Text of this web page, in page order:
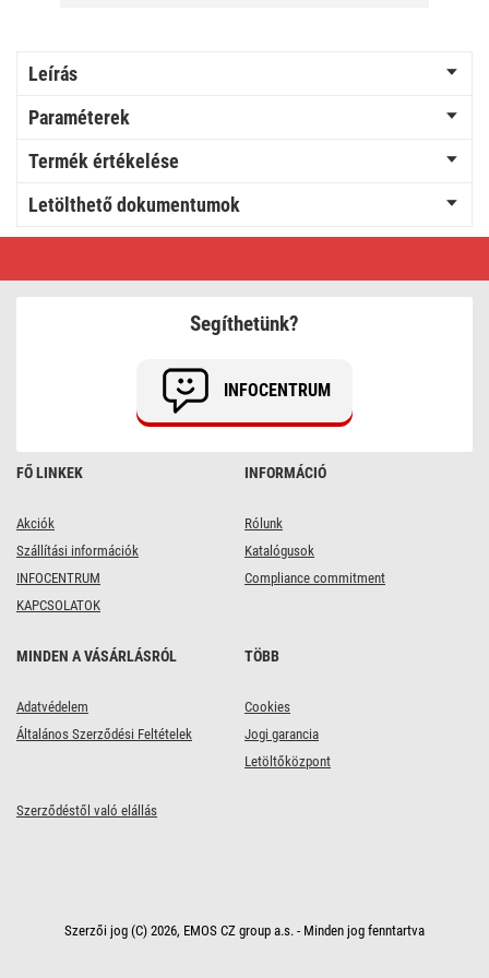
Leírás
Paraméterek
Termék értékelése
Letölthető dokumentumok
fényfüzér,
FŐ LINKEK
Akciók
Szállítási információk
INFOCENTRUM
KAPCSOLATOK
INFORMÁCIÓ
Rólunk
Katalógusok
Compliance commitment
MINDEN A VÁSÁRLÁSRÓL
Adatvédelem
Általános Szerződési Feltételek
TÖBB
Cookies
Jogi garancia
Letöltőközpont
Szerződéstől való elállás
Segíthetünk?
INFOCENTRUM
Szerzői jog (C) 2026, EMOS CZ group a.s. - Minden jog fenntartva